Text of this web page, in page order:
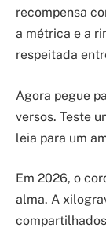
recompensa
a métrica e a
respeitada
Agora pegue
versos. Teste
leia para um
Em 2026, o
alma. A